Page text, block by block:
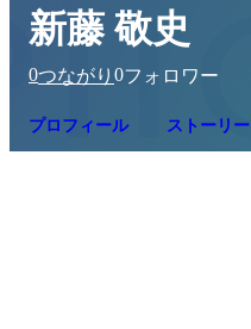
新藤 敬史
0つながり 0フォロワー
プロフィール ストーリー